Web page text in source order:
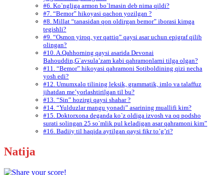
#6. Ko`ngliga armon bo`lmasin deb nima qildi?
#7. “Bemor” hikoyasi qachon yozilgan ?
#8. Millat “tanasidan qon oldirgan bemor” iborasi kimga
tegishli?
#9. “Osmon yiroq, yer qattiq” qaysi asar uchun epigraf qilib
olingan?
#10. A.Qahhorning qaysi asarida Devonai
Bahouddin,G`avsula’zam kabi qahramonlarni tilga olgan?
#11. “Bemor” hikoyasi qahramoni Sotiboldining qizi necha
yosh edi?
#12. Umumxalq tilining leksik, grammatik, imlo va talaffuz
jihatdan me’yorlashtirilgan til bu?
#13. “Sin” hozirgi qaysi shahar ?
#14. “Yulduzlar mangu yonadi” asarining muallifi kim?
#15. Doktorxona deganda ko`z oldiga izvosh va oq podsho
surati solingan 25 so`mlik pul keladigan asar qahramoni kim”
#16. Badiiy til haqida aytilgan qaysi fikr to’g’ri?
Natija